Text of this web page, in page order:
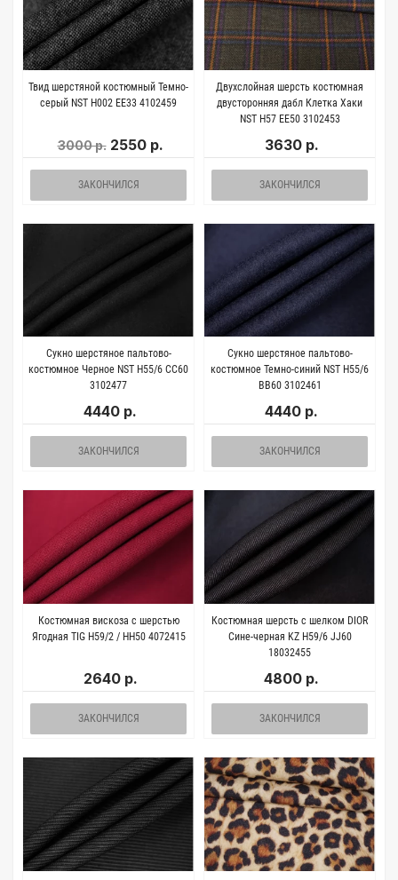
Твид шерстяной костюмный Темно-
серый NST H002 EE33 4102459
3000 р. 2550 р.
ЗАКОНЧИЛСЯ
Двухслойная шерсть костюмная
двусторонняя дабл Клетка Хаки
NST H57 EE50 3102453
3630 р.
ЗАКОНЧИЛСЯ
Сукно шерстяное пальтово-
костюмное Черное NST H55/6 CC60
3102477
4440 р.
ЗАКОНЧИЛСЯ
Сукно шерстяное пальтово-
костюмное Темно-синий NST H55/6
BB60 3102461
4440 р.
ЗАКОНЧИЛСЯ
Костюмная вискоза с шерстью
Ягодная TIG H59/2 / HH50 4072415
2640 р.
ЗАКОНЧИЛСЯ
Костюмная шерсть с шелком DIOR
Сине-черная KZ H59/6 JJ60
18032455
4800 р.
ЗАКОНЧИЛСЯ